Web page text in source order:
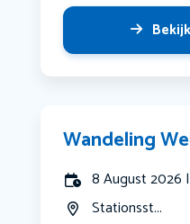
Wandeling
8 August 2026
Stationsst...